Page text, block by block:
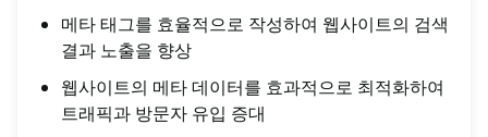
메타 태그를 효율적으로 작성하여 웹사이트의 검색
결과 노출을 향상
웹사이트의 메타 데이터를 효과적으로 최적화하여
트래픽과 방문자 유입 증대